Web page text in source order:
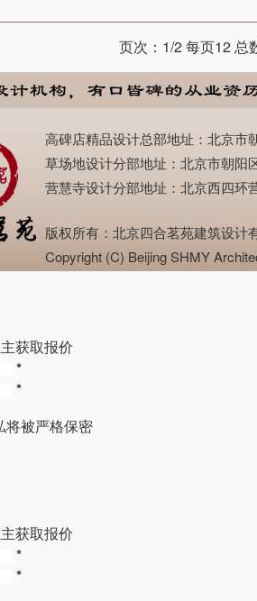
页次：1/2 每页12
高碑店精品设计总部地址：北京市
草场地设计分部地址：北京市朝阳
营慧寺设计分部地址：北京西四环
版权所有：北京四合茗苑建筑设
Copyright (C) Beijing SHMY
获取报价
*
*
将被严格保密
获取报价
*
*